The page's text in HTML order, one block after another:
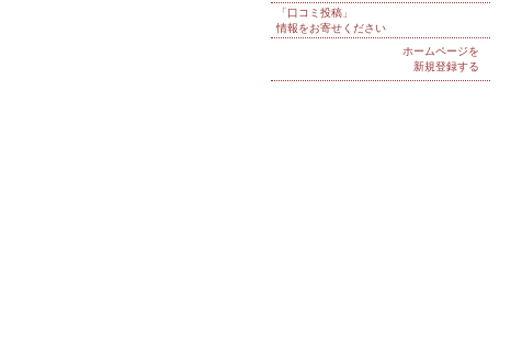
「口コミ投稿」
情報をお寄せください
ホームページを
新規登録する